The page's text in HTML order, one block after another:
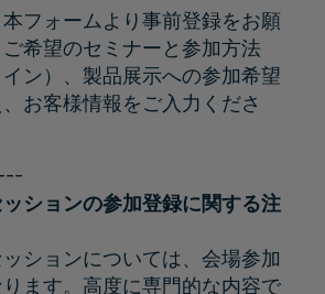
フォームより事前登録をお願
希望のセミナーと参加方法
イン）、製品展示への参加希望
お客様情報をご入力くださ
ションの参加登録に関する注
ションについては、会場参加
ます。高度に専門的な内容で